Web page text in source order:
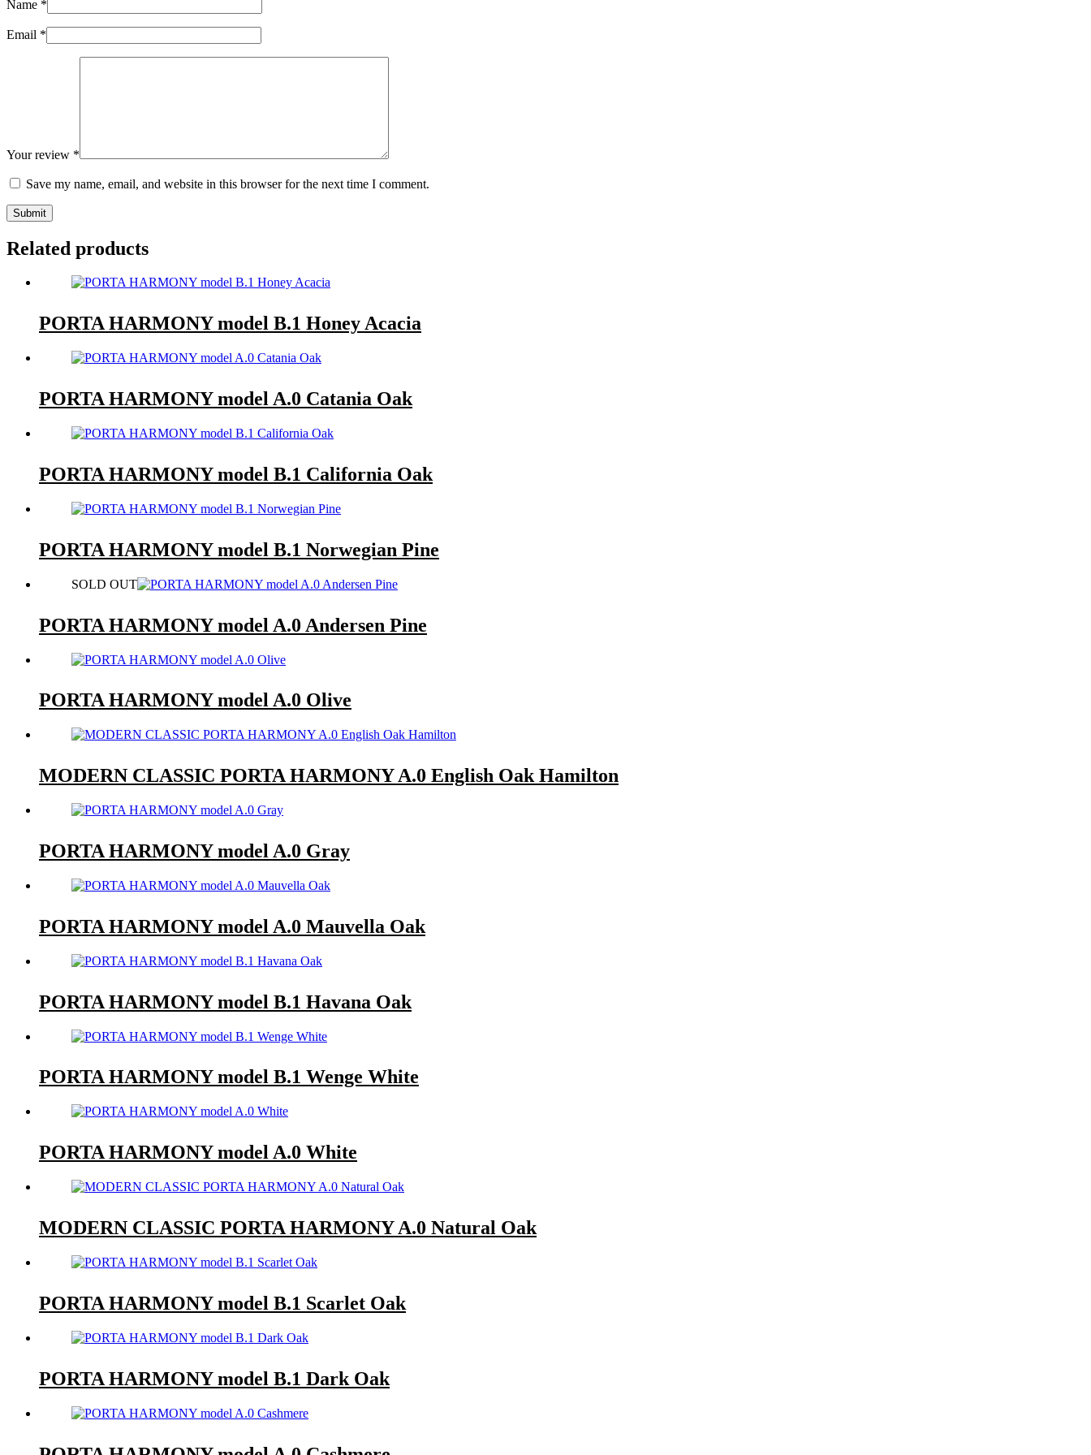
Name *
Email *
Your review *
Save my name, email, and website in this browser for the next time I comment.
Submit
Related products
PORTA HARMONY model B.1 Honey Acacia
PORTA HARMONY model A.0 Catania Oak
PORTA HARMONY model B.1 California Oak
PORTA HARMONY model B.1 Norwegian Pine
SOLD OUT
PORTA HARMONY model A.0 Andersen Pine
PORTA HARMONY model A.0 Olive
MODERN CLASSIC PORTA HARMONY A.0 English Oak Hamilton
PORTA HARMONY model A.0 Gray
PORTA HARMONY model A.0 Mauvella Oak
PORTA HARMONY model B.1 Havana Oak
PORTA HARMONY model B.1 Wenge White
PORTA HARMONY model A.0 White
MODERN CLASSIC PORTA HARMONY A.0 Natural Oak
PORTA HARMONY model B.1 Scarlet Oak
PORTA HARMONY model B.1 Dark Oak